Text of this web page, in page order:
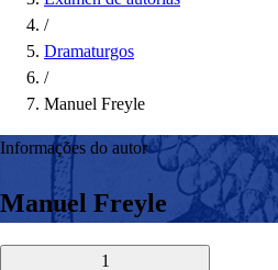
/
Dramaturgos
/
Manuel Freyle
Informações do autor
Manuel Freyle
1